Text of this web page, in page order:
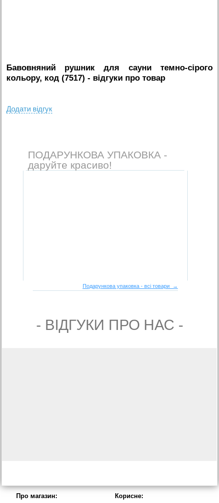
Бавовняний рушник для сауни темно-сірого
кольору, код (7517) - вiдгуки про товар
Додати вiдгук
ПОДАРУНКОВА УПАКОВКА -
даруйте красиво!
Подарункова упаковка - всі товари →
- ВIДГУКИ ПРО НАС -
Про магазин: Корисне: